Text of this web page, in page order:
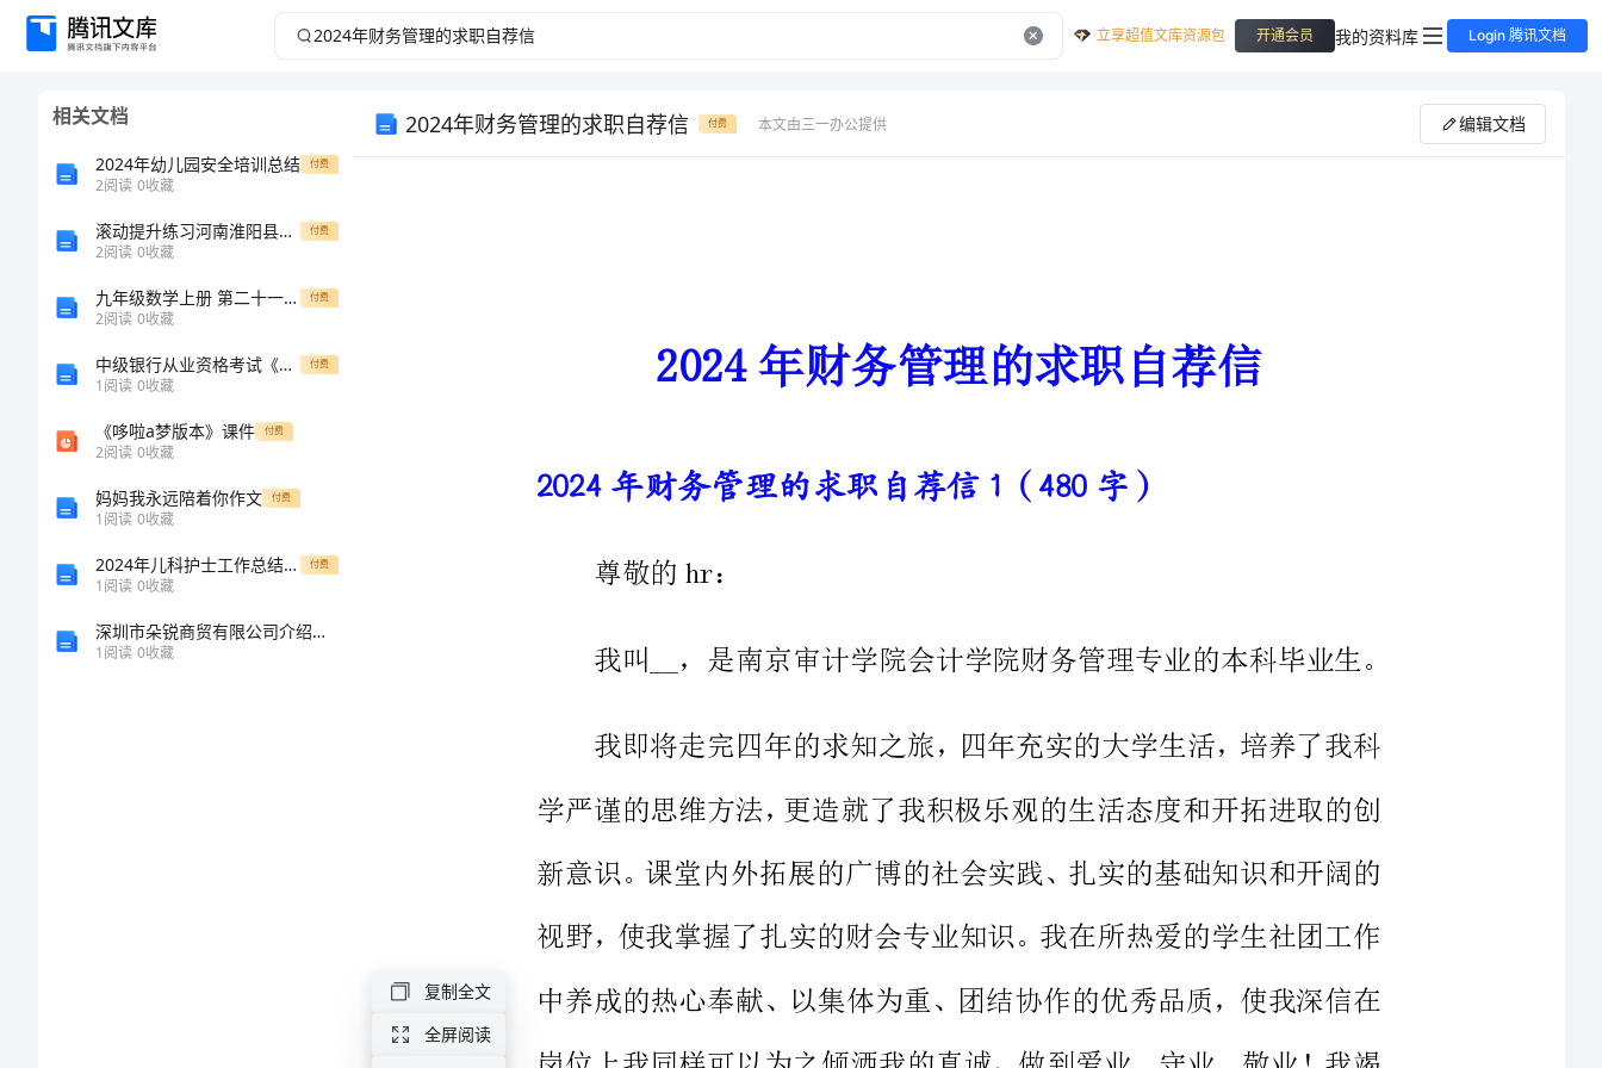
2024
立享超值文库资源包 开通会员 我的资料库 Login 腾讯文档
相关文档
2024年幼儿园安全培训总结 付费
2阅读 0收藏
滚动提升练习河南淮阳县数学七年级上册期中综合测评专项练习试卷（附答案详解） 付费
2阅读 0收藏
九年级数学上册 第二十一章 一元二次方程 21.2 解一元二次方程 21.2.1 配方法同步检测（含解析）（新版课程）新人教版课程-（新版课程）新人教版课程初中九年级上册数学考试卷 付费
2阅读 0收藏
中级银行从业资格考试《银行管理》综合练习试题D卷 含答案 付费
1阅读 0收藏
《哆啦a梦版本》课件 付费
2阅读 0收藏
妈妈我永远陪着你作文 付费
1阅读 0收藏
2024年儿科护士工作总结精选范文 付费
1阅读 0收藏
深圳市朵锐商贸有限公司介绍企业发展分析报告
1阅读 0收藏
2024年财务管理的求职自荐信 付费 本文由三一办公提供 编辑文档
过不断的学习来完善自己，在实践中证明自己。我相信，良好的自学
能力和不懈的钻研精神一定能使我很快胜任我的工作。如果我能喜获
2024年财务管理的求职自荐信1（480字）
新意识。课堂内外拓展的广博的社会实践、扎实的基础知识和开阔的
视野，使我掌握了扎实的财会专业知识。我在所热爱的学生社团工作
岗位上我同样可以为之倾洒我的真诚，做到爱业、守业、敬业！我竭
诚希望我的才能可以为贵单位欣欣向荣的事业尽绵薄之力！
作为应届大学生，我还很稚嫩，但我明白：一个青年人，可以通
复制全文
全屏阅读